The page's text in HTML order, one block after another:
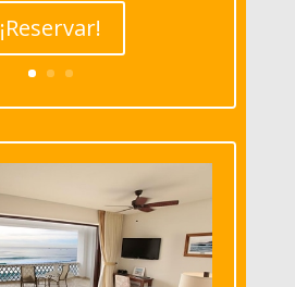
¡Reservar!